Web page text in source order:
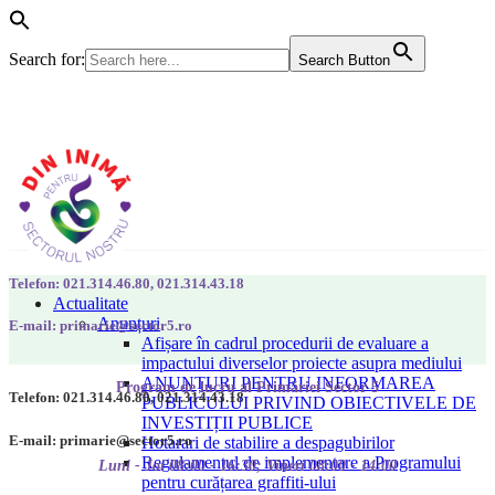
Search for: Search Button
Actualitate
Anunțuri
Afișare în cadrul procedurii de evaluare a
impactului diverselor proiecte asupra mediului
ANUNȚURI PENTRU INFORMAREA
PUBLICULUI PRIVIND OBIECTIVELE DE
INVESTIȚII PUBLICE
Hotarari de stabilire a despagubirilor
Regulamentul de implementare a Programului
pentru curățarea graffiti-ului
Telefon: 021.314.46.80, 021.314.43.18
E-mail: primarie@sector5.ro
Program de lucru al Primăriei Sector 5
Luni - Joi 08:00 - 16:30; Vineri 08:00 - 14:00
Telefon: 021.314.46.80, 021.314.43.18
E-mail: primarie@sector5.ro